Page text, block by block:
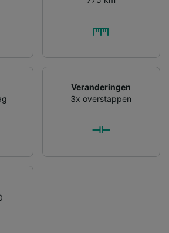
Veranderingen
3x overstappen